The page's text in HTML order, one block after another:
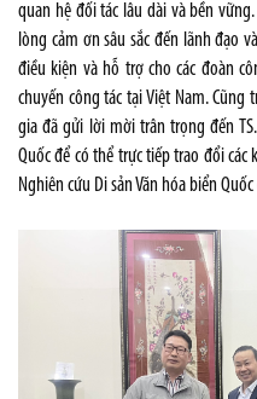
quan hệ đối tác lâu dài và bền
lòng cảm ơn sâu sắc đến lãnh đạo
điều kiện và hỗ trợ cho các đoàn
chuyến công tác tại Việt Nam.
gia đã gửi lời mời trân trọng đến
Quốc để có thể trực tiếp trao đổi các
Nghiên cứu Di sản Văn hóa biển